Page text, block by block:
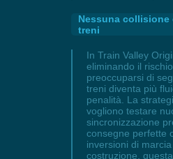
Nessuna collisione
treni
In Train Valley
eliminando il
preoccuparsi di
treni diventa più
penalità. La
vogliono testare
sincronizzazione
consegne perfette
inversioni di
costruzione,